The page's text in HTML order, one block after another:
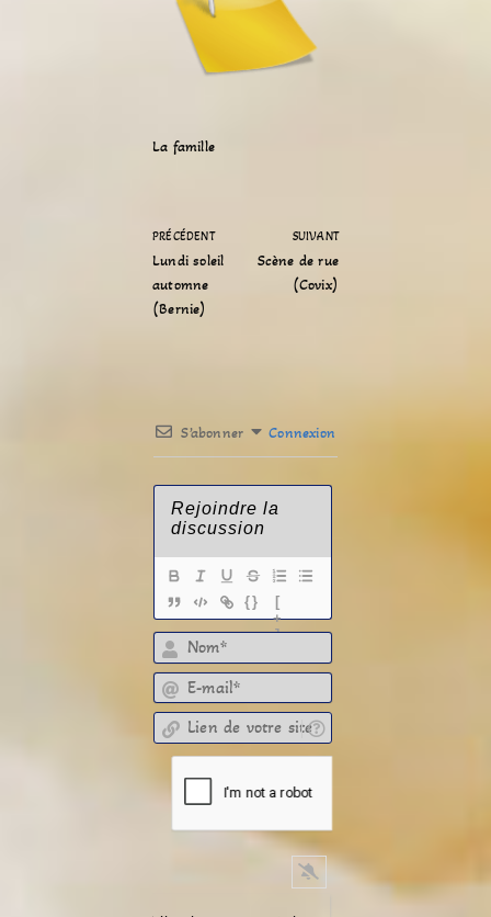
La famille
PRÉCÉDENT
Lundi soleil
automne
(Bernie)
SUIVANT
Scène de rue
(Covix)
S’abonner Connexion
{}
[
+
]